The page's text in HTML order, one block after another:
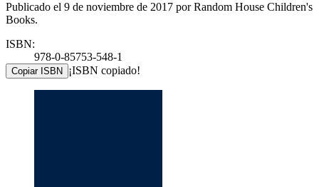
Publicado el 9 de noviembre de 2017 por Random House Children's
Books.
ISBN:
978-0-85753-548-1
Copiar ISBN ¡ISBN copiado!